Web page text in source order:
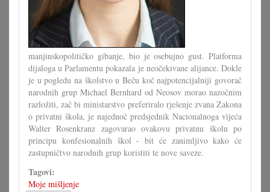
manjinskopolitičko gibanje, bio je osebujno gust. Platforma
dijaloga u Parlamentu pokazala je neočekivane alijance. Dokle
je u pogledu na školstvo u Beču koč najpotencijalniji govorač
narodnih grup Michael Bernhard od Neosov morao nazočnim
razložiti, zač bi ministarstvo preferiralo rješenje zvana Zakona
o privatni škola, je najednoč predsjednik Nacionalnoga vijeća
Walter Rosenkranz zagovarao ovakovu privatnu školu po
principu konfesionalnih škol - bit će zanimljivo kako će
zastupničtvo narodnih grup koristiti te nove saveze.
Tagovi:
Moje mišljenje